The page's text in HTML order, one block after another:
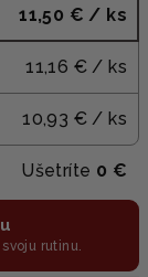
11,50 € / ks
11,16 € / ks
10,93 € / ks
Ušetríte 0 €
rutinu.